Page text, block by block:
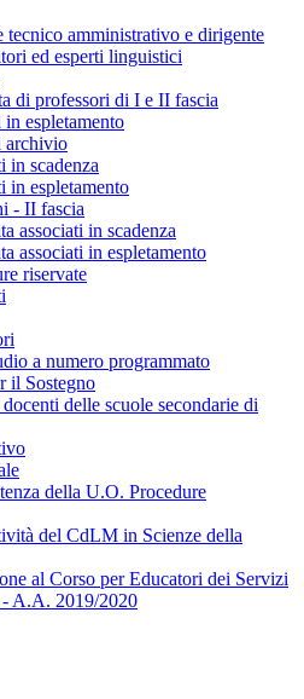
tecnico amministrativo e dirigente
ed esperti linguistici
di professori di I e II fascia
espletamento
archivio
in scadenza
in espletamento
- II fascia
associati in scadenza
associati in espletamento
riservate
a numero programmato
il Sostegno
delle scuole secondarie di
della U.O. Procedure
del CdLM in Scienze della
al Corso per Educatori dei Servizi
A.A. 2019/2020